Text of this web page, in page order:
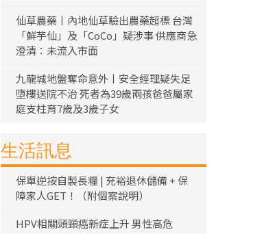
仙草農藥丨內地仙草驗出農藥超標 台灣
「鮮芋仙」及「CoCo」疑涉事 供應商急
澄清：未流入市面
九龍城地盤奪命意外丨安全經理疑失足
墮樓送院不治 死者為39歲兩孩爸爸屬家
庭支柱育7歲及3歲子女
生活訊息
保單逆按自製長糧 | 充裕退休儲備 + 保
障家人GET！（附個案說明）
HPV相關頭頸癌新症上升 男性高危